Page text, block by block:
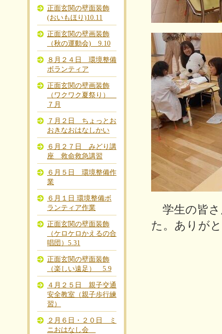
学生の皆さ
た。ありが
正面玄関の壁面装飾
(おいもほり)10.11
正面玄関の壁画装飾
（秋の運動会) 9.10
８月２４日 環境整備
ボランティア
正面玄関の壁画装飾
（ワクワク夏祭り）
７月
７月２日 ちょっとお
おきなおはなしかい
６月２７日 みどり講
座 救命救急講習
６月５日 環境整備作
業
６月１日 環境整備ボ
ランティア作業
正面玄関の壁面装飾
（ケロケロかえるの合
唱団）5.31
正面玄関の壁面装飾
（楽しい遠足） 5.9
４月２５日 親子交通
安全教室（親子歩行練
習）
２月６日・２０日 ミ
ニおはなし会